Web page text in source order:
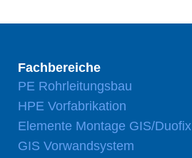
Fachbereiche
PE Rohrleitungsbau
HPE Vorfabrikation
Elemente Montage GIS/Duofix
GIS Vorwandsystem